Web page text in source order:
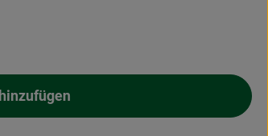
hinzufügen
Produkt zum Warenkorb hinzufügen